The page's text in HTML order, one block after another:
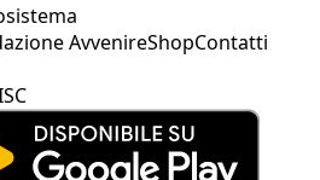
AvvenireShopContatti